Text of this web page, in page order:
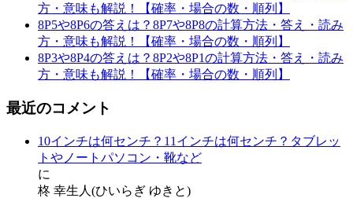
方・意味も解説！【確率・場合の数・順列】
8P5や8P6の答えは？8P7や8P8の計算方法・答え・読み
方・意味も解説！【確率・場合の数・順列】
8P3や8P4の答えは？8P2や8P1の計算方法・答え・読み
方・意味も解説！【確率・場合の数・順列】
最近のコメント
10インチは何センチ？11インチは何センチ？タブレッ
トやノートパソコン・靴など
に
柊 幸生人(ひいらぎ ゆきと)